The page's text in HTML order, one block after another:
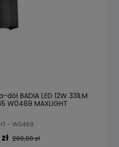
BADIA LED 12W 331LM
W0469 MAXLIGHT
- W0469
260,00 zł